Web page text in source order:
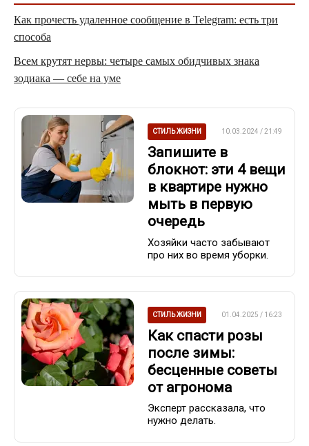
Как прочесть удаленное сообщение в Telegram: есть три
способа
Всем крутят нервы: четыре самых обидчивых знака
зодиака — себе на уме
СТИЛЬ ЖИЗНИ 10.03.2024 / 21:49
Запишите в
блокнот: эти 4 вещи
в квартире нужно
мыть в первую
очередь
Хозяйки часто забывают
про них во время уборки.
СТИЛЬ ЖИЗНИ 01.04.2025 / 16:23
Как спасти розы
после зимы:
бесценные советы
от агронома
Эксперт рассказала, что
нужно делать.